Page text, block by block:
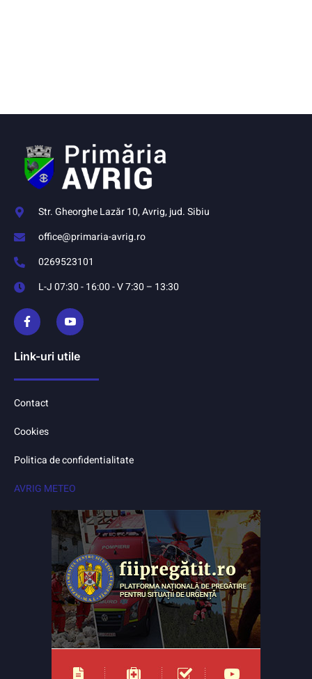
Str. Gheorghe Lazăr 10, Avrig, jud. Sibiu
office@primaria-avrig.ro
0269523101
L-J 07:30 - 16:00 - V 7:30 – 13:30
Link-uri utile
Contact
Cookies
Politica de confidentialitate
AVRIG METEO